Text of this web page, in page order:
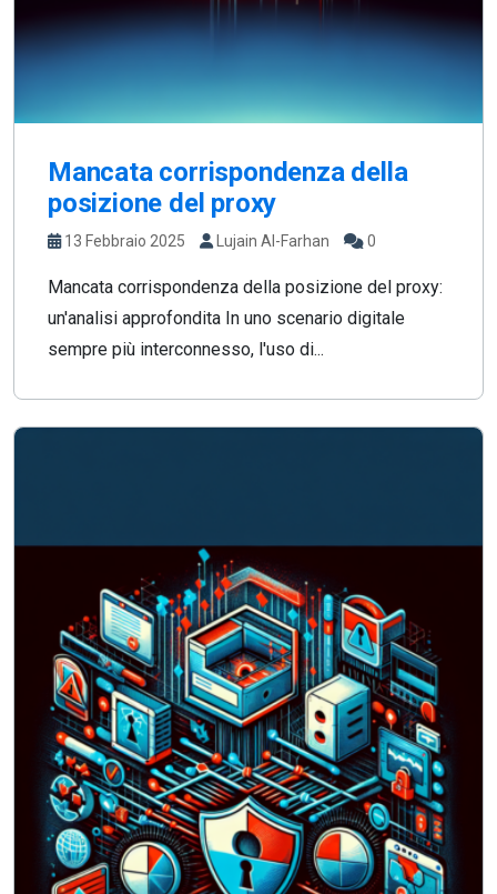
Mancata corrispondenza della
posizione del proxy
13 Febbraio 2025 Lujain Al-Farhan 0
Mancata corrispondenza della posizione del proxy:
un'analisi approfondita In uno scenario digitale
sempre più interconnesso, l'uso di...